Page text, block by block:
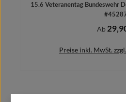
15.6 Veteranentag Bundeswehr
Regulärer
Ab
Preise inkl. MwSt.